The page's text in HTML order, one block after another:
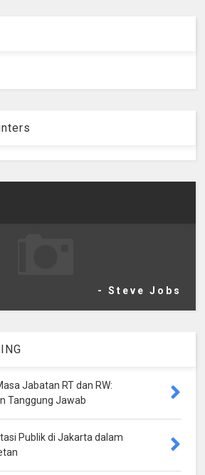
- Steve Jobs
Jabatan RT dan RW:
Tanggung Jawab
Publik di Jakarta dalam